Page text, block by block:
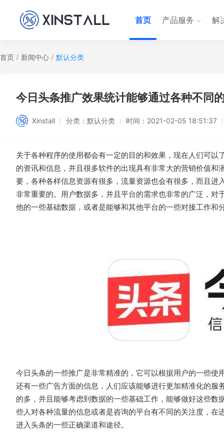
首页 产品服务 解
首页 / 新闻中心 / 默认分类
今日头条推广效果统计能够通过各种不同
Xinstall 分类： 默认分类 时间： 2021-02-05 18:51:37
关于各种程序的使用都会有一定的目的和效果，现在人们可
的资讯和信息，并且很多软件的出现具有非常大的营销价值和
要，各种各样信息资源有很多，流量资源也会有很多，而且
非常重要的。用户数据多，并且平台的需求也非常的广泛，
他的一些基础数据，或者是能够和其他平台的一些对接工作和
今日头条的一些推广是非常精准的，它可以根据用户的一些
还有一些广告方面的信息，人们应该能够进行更加精准化的
的多，并且能够考虑到数据的一些基础工作，能够做好这些
些人对各种流量的信息或者是咨询的平台有不同的关注度，
进入头条的一些正确渠道和途径。